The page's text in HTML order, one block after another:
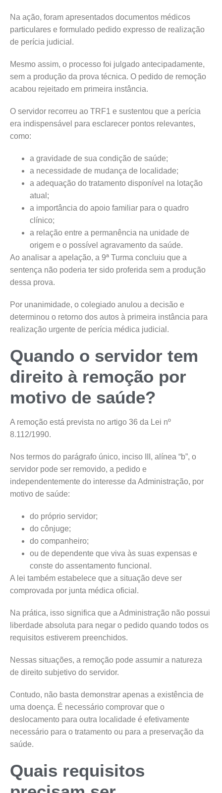
Na ação, foram apresentados documentos médicos
particulares e formulado pedido expresso de realização
de perícia judicial.
Mesmo assim, o processo foi julgado antecipadamente,
sem a produção da prova técnica. O pedido de remoção
acabou rejeitado em primeira instância.
O servidor recorreu ao TRF1 e sustentou que a perícia
era indispensável para esclarecer pontos relevantes,
como:
a gravidade de sua condição de saúde;
a necessidade de mudança de localidade;
a adequação do tratamento disponível na lotação
atual;
a importância do apoio familiar para o quadro
clínico;
a relação entre a permanência na unidade de
origem e o possível agravamento da saúde.
Ao analisar a apelação, a 9ª Turma concluiu que a
sentença não poderia ter sido proferida sem a produção
dessa prova.
Por unanimidade, o colegiado anulou a decisão e
determinou o retorno dos autos à primeira instância para
realização urgente de perícia médica judicial.
Quando o servidor tem
direito à remoção por
motivo de saúde?
A remoção está prevista no artigo 36 da Lei nº
8.112/1990.
Nos termos do parágrafo único, inciso III, alínea “b”, o
servidor pode ser removido, a pedido e
independentemente do interesse da Administração, por
motivo de saúde:
do próprio servidor;
do cônjuge;
do companheiro;
ou de dependente que viva às suas expensas e
conste do assentamento funcional.
A lei também estabelece que a situação deve ser
comprovada por junta médica oficial.
Na prática, isso significa que a Administração não possui
liberdade absoluta para negar o pedido quando todos os
requisitos estiverem preenchidos.
Nessas situações, a remoção pode assumir a natureza
de direito subjetivo do servidor.
Contudo, não basta demonstrar apenas a existência de
uma doença. É necessário comprovar que o
deslocamento para outra localidade é efetivamente
necessário para o tratamento ou para a preservação da
saúde.
Quais requisitos